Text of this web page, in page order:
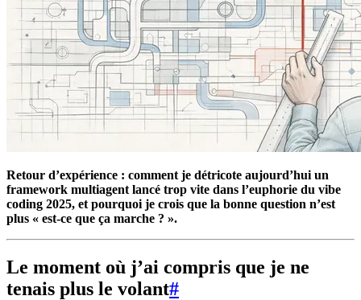
Retour d’expérience : comment je détricote aujourd’hui un
framework multiagent lancé trop vite dans l’euphorie du vibe
coding 2025, et pourquoi je crois que la bonne question n’est
plus « est-ce que ça marche ? ».
Le moment où j’ai compris que je ne
tenais plus le volant#